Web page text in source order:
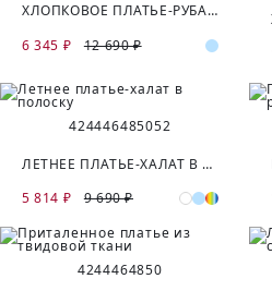
ХЛОПКОВОЕ ПЛАТЬЕ-РУБАШКА
6 345 ₽
12 690 ₽
424446485052
ЛЕТНЕЕ ПЛАТЬЕ-ХАЛАТ В ПОЛОСКУ
5 814 ₽
9 690 ₽
4244464850